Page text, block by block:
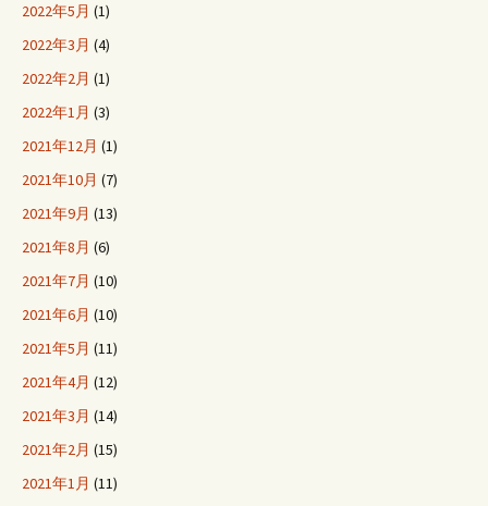
2022年5月 (1)
2022年3月 (4)
2022年2月 (1)
2022年1月 (3)
2021年12月 (1)
2021年10月 (7)
2021年9月 (13)
2021年8月 (6)
2021年7月 (10)
2021年6月 (10)
2021年5月 (11)
2021年4月 (12)
2021年3月 (14)
2021年2月 (15)
2021年1月 (11)